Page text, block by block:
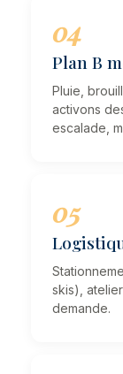
04
Plan B
Pluie,
activons
escalade,
05
skis),
demande.